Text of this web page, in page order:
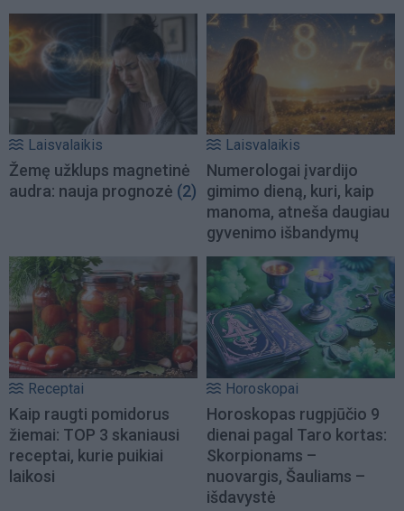
Laisvalaikis
Žemę užklups magnetinė
audra: nauja prognozė (2)
Laisvalaikis
Numerologai įvardijo
gimimo dieną, kuri, kaip
manoma, atneša daugiau
gyvenimo išbandymų
Receptai
Kaip raugti pomidorus
žiemai: TOP 3 skaniausi
receptai, kurie puikiai
laikosi
Horoskopai
Horoskopas rugpjūčio 9
dienai pagal Taro kortas:
Skorpionams –
nuovargis, Šauliams –
išdavystė